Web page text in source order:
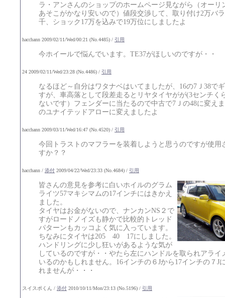
ラ・アンさんのショップのホームページ見ながら（オーリ
あそこがかなり安いので）値段交渉して、取り付け2万バ
千、ショック17万を込みで19万位にしましたよ
hacchann 2009/02/11/Wed/00:21 (No.4485) / 引用
今ホイールで悩んでいます。TE37がほしいのですが・・
24 2009/02/11/Wed/23:28 (No.4486) / 引用
なるほど～自分はワタナベはいてましたが、16の7Ｊ38で
すが、車高落として段差走るとリヤタイヤがが(3センチく
ないです）フェンダーに当たるので中古で7Ｊの48に変え
のユナイテッドアローに変えましたよ
hacchann 2009/03/11/Wed/16:47 (No.4520) / 引用
今回トラストのマフラーを装着しようと思うのですが使用
すか？？
hacchann / 添付 2009/04/22/Wed/23:33 (No.4684) / 引用
皆さんの意見を参考に白いホイルのグラム
ライツ57マキシマムの17インチにはきかえ
ました。
タイヤはお金がないので、ナンカンNS２で
すがロードノイズも静かで比較的トレッド
パターンもカッコよく気に入っています。
ちなみにタイヤは205 40 17にしました。
ハンドリングに少し狂いがあるような気が
しているのですが・・やたら左にハンドルを取られアライ
いるのかもしれません。16インチの６Jから17インチの７J
れませんが・・・
スイスポくん / 添付 2010/10/11/Mon/23:13 (No.5196) / 引用